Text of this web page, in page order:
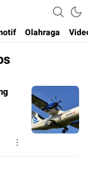
Olahraga